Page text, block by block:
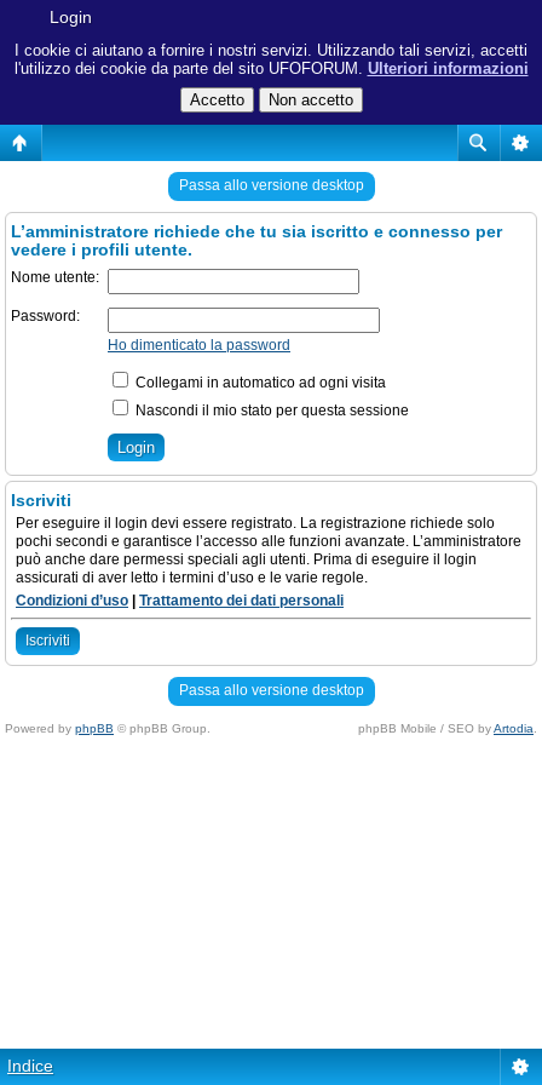
I cookie ci aiutano a fornire i nostri servizi. Utilizzando tali servizi, accetti
l'utilizzo dei cookie da parte del sito UFOFORUM. Ulteriori informazioni
Login
Passa allo versione desktop
L’amministratore richiede che tu sia iscritto e connesso per
vedere i profili utente.
Nome utente:
Password:
Ho dimenticato la password
Collegami in automatico ad ogni visita
Nascondi il mio stato per questa sessione
Iscriviti
Per eseguire il login devi essere registrato. La registrazione richiede solo
pochi secondi e garantisce l’accesso alle funzioni avanzate. L’amministratore
può anche dare permessi speciali agli utenti. Prima di eseguire il login
assicurati di aver letto i termini d’uso e le varie regole.
Condizioni d’uso
Trattamento dei dati personali
Iscriviti
Passa allo versione desktop
Powered by phpBB © phpBB Group. phpBB Mobile / SEO byArtodia
Indice